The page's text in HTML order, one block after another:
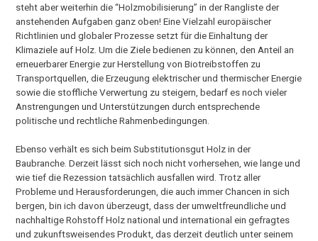
steht aber weiterhin die “Holzmobilisierung” in der Rangliste der
anstehenden Aufgaben ganz oben! Eine Vielzahl europäischer
Richtlinien und globaler Prozesse setzt für die Einhaltung der
Klimaziele auf Holz. Um die Ziele bedienen zu können, den Anteil an
erneuerbarer Energie zur Herstellung von Biotreibstoffen zu
Transportquellen, die Erzeugung elektrischer und thermischer Energie
sowie die stoffliche Verwertung zu steigern, bedarf es noch vieler
Anstrengungen und Unterstützungen durch entsprechende
politische und rechtliche Rahmenbedingungen.
Ebenso verhält es sich beim Substitutionsgut Holz in der
Baubranche. Derzeit lässt sich noch nicht vorhersehen, wie lange und
wie tief die Rezession tatsächlich ausfallen wird. Trotz aller
Probleme und Herausforderungen, die auch immer Chancen in sich
bergen, bin ich davon überzeugt, dass der umweltfreundliche und
nachhaltige Rohstoff Holz national und international ein gefragtes
und zukunftsweisendes Produkt, das derzeit deutlich unter seinem